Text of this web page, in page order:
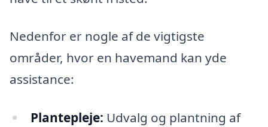
Nedenfor er nogle af de vigtigste
områder, hvor en havemand kan yde
assistance:
Plantepleje: Udvalg og plantning af